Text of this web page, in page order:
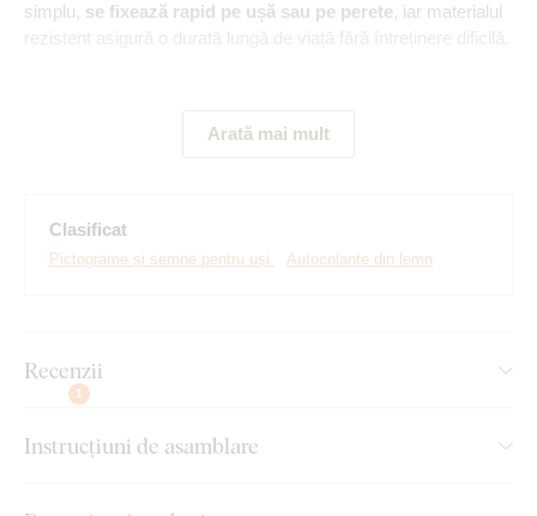
simplu, se fixează rapid pe ușă sau pe perete, iar materialul
rezistent asigură o durată lungă de viață fără întreținere dificilă.
Principalele avantaje ale produsului:
Multe nuanțe disponibile
Indicator practic pentru WC
Produs ecologic din lemn
Montaj pe care îl poate realiza
Arată mai mult
Clasificat
Pictograme și semne pentru uși. Autocolante din lemn
Recenzii
1
Instrucțiuni de asamblare